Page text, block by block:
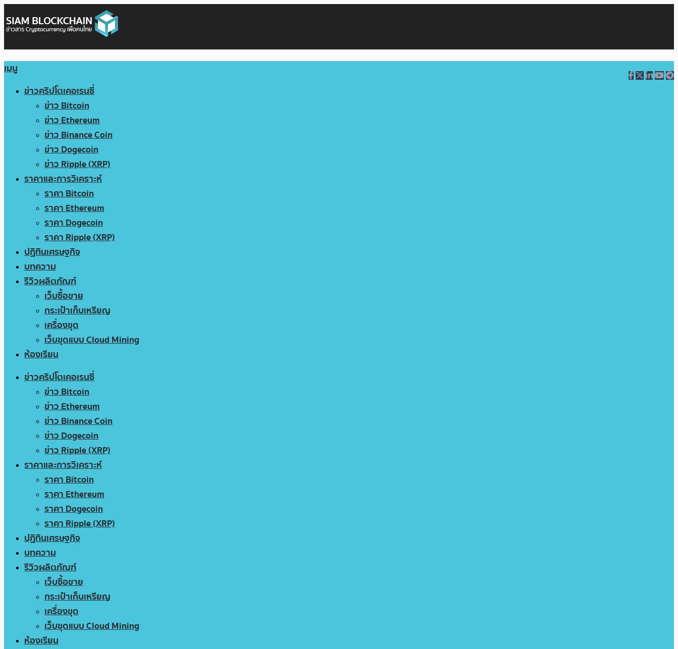
เมนู
ข่าวคริปโตเคอเรนซี่
ข่าว Bitcoin
ข่าว Ethereum
ข่าว Binance Coin
ข่าว Dogecoin
ข่าว Ripple (XRP)
ราคาและการวิเคราะห์
ราคา Bitcoin
ราคา Ethereum
ราคา Dogecoin
ราคา Ripple (XRP)
ปฏิทินเศรษฐกิจ
บทความ
รีวิวผลิตภัณฑ์
เว็บซื้อขาย
กระเป๋าเก็บเหรียญ
เครื่องขุด
เว็บขุดแบบ Cloud Mining
ห้องเรียน
ข่าวคริปโตเคอเรนซี่
ข่าว Bitcoin
ข่าว Ethereum
ข่าว Binance Coin
ข่าว Dogecoin
ข่าว Ripple (XRP)
ราคาและการวิเคราะห์
ราคา Bitcoin
ราคา Ethereum
ราคา Dogecoin
ราคา Ripple (XRP)
ปฏิทินเศรษฐกิจ
บทความ
รีวิวผลิตภัณฑ์
เว็บซื้อขาย
กระเป๋าเก็บเหรียญ
เครื่องขุด
เว็บขุดแบบ Cloud Mining
ห้องเรียน